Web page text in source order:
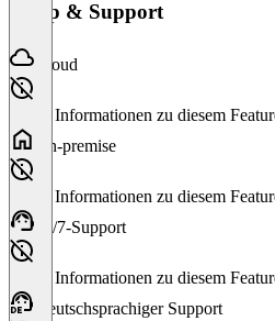
Setup & Support
Cloud
Keine Informationen zu diesem
On-premise
Keine Informationen zu diesem
24/7-Support
Keine Informationen zu diesem
Deutschsprachiger Support